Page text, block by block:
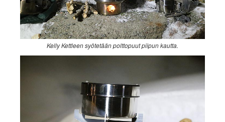
Kelly Kettleen syötetään polttopuut piipun kautta.